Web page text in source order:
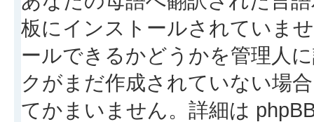
板にインストールされていま
ールできるかどうかを管理人
クがまだ作成されていない場
てかまいません。詳細は